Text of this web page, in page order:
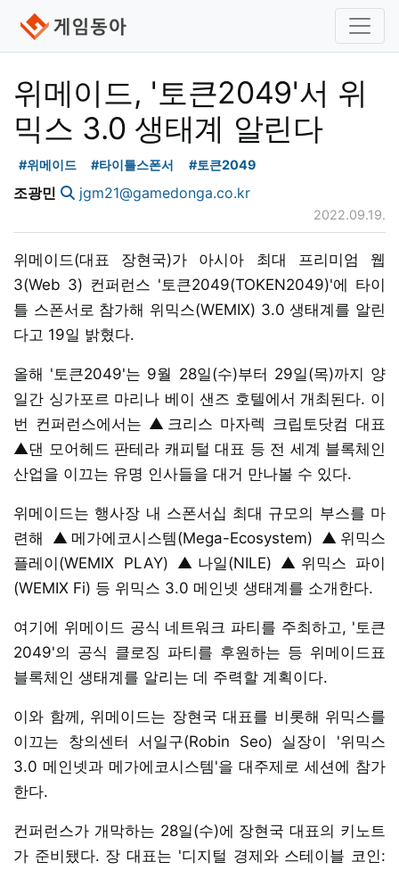
위메이드, '토큰2049'서 위
믹스 3.0 생태계 알린다
#위메이드 #타이틀스폰서 #토큰2049
조광민 jgm21@gamedonga.co.kr
2022.09.19.
위메이드(대표 장현국)가 아시아 최대 프리미엄 웹
3(Web 3) 컨퍼런스 '토큰2049(TOKEN2049)'에 타이
틀 스폰서로 참가해 위믹스(WEMIX) 3.0 생태계를 알린
다고 19일 밝혔다.
올해 '토큰2049'는 9월 28일(수)부터 29일(목)까지 양
일간 싱가포르 마리나 베이 샌즈 호텔에서 개최된다. 이
번 컨퍼런스에서는 ▲크리스 마자렉 크립토닷컴 대표
▲댄 모어헤드 판테라 캐피털 대표 등 전 세계 블록체인
산업을 이끄는 유명 인사들을 대거 만나볼 수 있다.
위메이드는 행사장 내 스폰서십 최대 규모의 부스를 마
련해 ▲메가에코시스템(Mega-Ecosystem) ▲위믹스
플레이(WEMIX PLAY) ▲나일(NILE) ▲위믹스 파이
(WEMIX Fi) 등 위믹스 3.0 메인넷 생태계를 소개한다.
여기에 위메이드 공식 네트워크 파티를 주최하고, '토큰
2049'의 공식 클로징 파티를 후원하는 등 위메이드표
블록체인 생태계를 알리는 데 주력할 계획이다.
이와 함께, 위메이드는 장현국 대표를 비롯해 위믹스를
이끄는 창의센터 서일구(Robin Seo) 실장이 '위믹스
3.0 메인넷과 메가에코시스템'을 대주제로 세션에 참가
한다.
컨퍼런스가 개막하는 28일(수)에 장현국 대표의 키노트
가 준비됐다. 장 대표는 '디지털 경제와 스테이블 코인: